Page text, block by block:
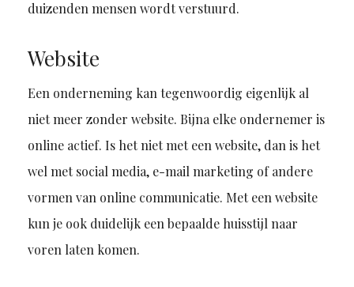
duizenden mensen wordt verstuurd.
Website
Een onderneming kan tegenwoordig eigenlijk al
niet meer zonder website. Bijna elke ondernemer is
online actief. Is het niet met een website, dan is het
wel met social media, e-mail marketing of andere
vormen van online communicatie. Met een website
kun je ook duidelijk een bepaalde huisstijl naar
voren laten komen.